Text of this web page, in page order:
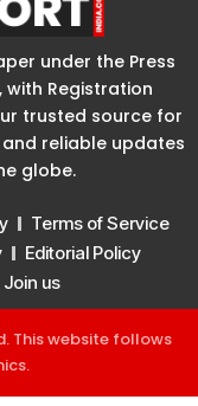
under the Press
with Registration
trusted source for
reliable updates
globe.
Terms of Service
Editorial Policy
Join us
This website follows
.